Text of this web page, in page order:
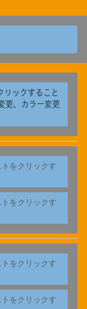
リックすること
更、カラー変更
をクリックす
をクリックす
をクリックす
をクリックす